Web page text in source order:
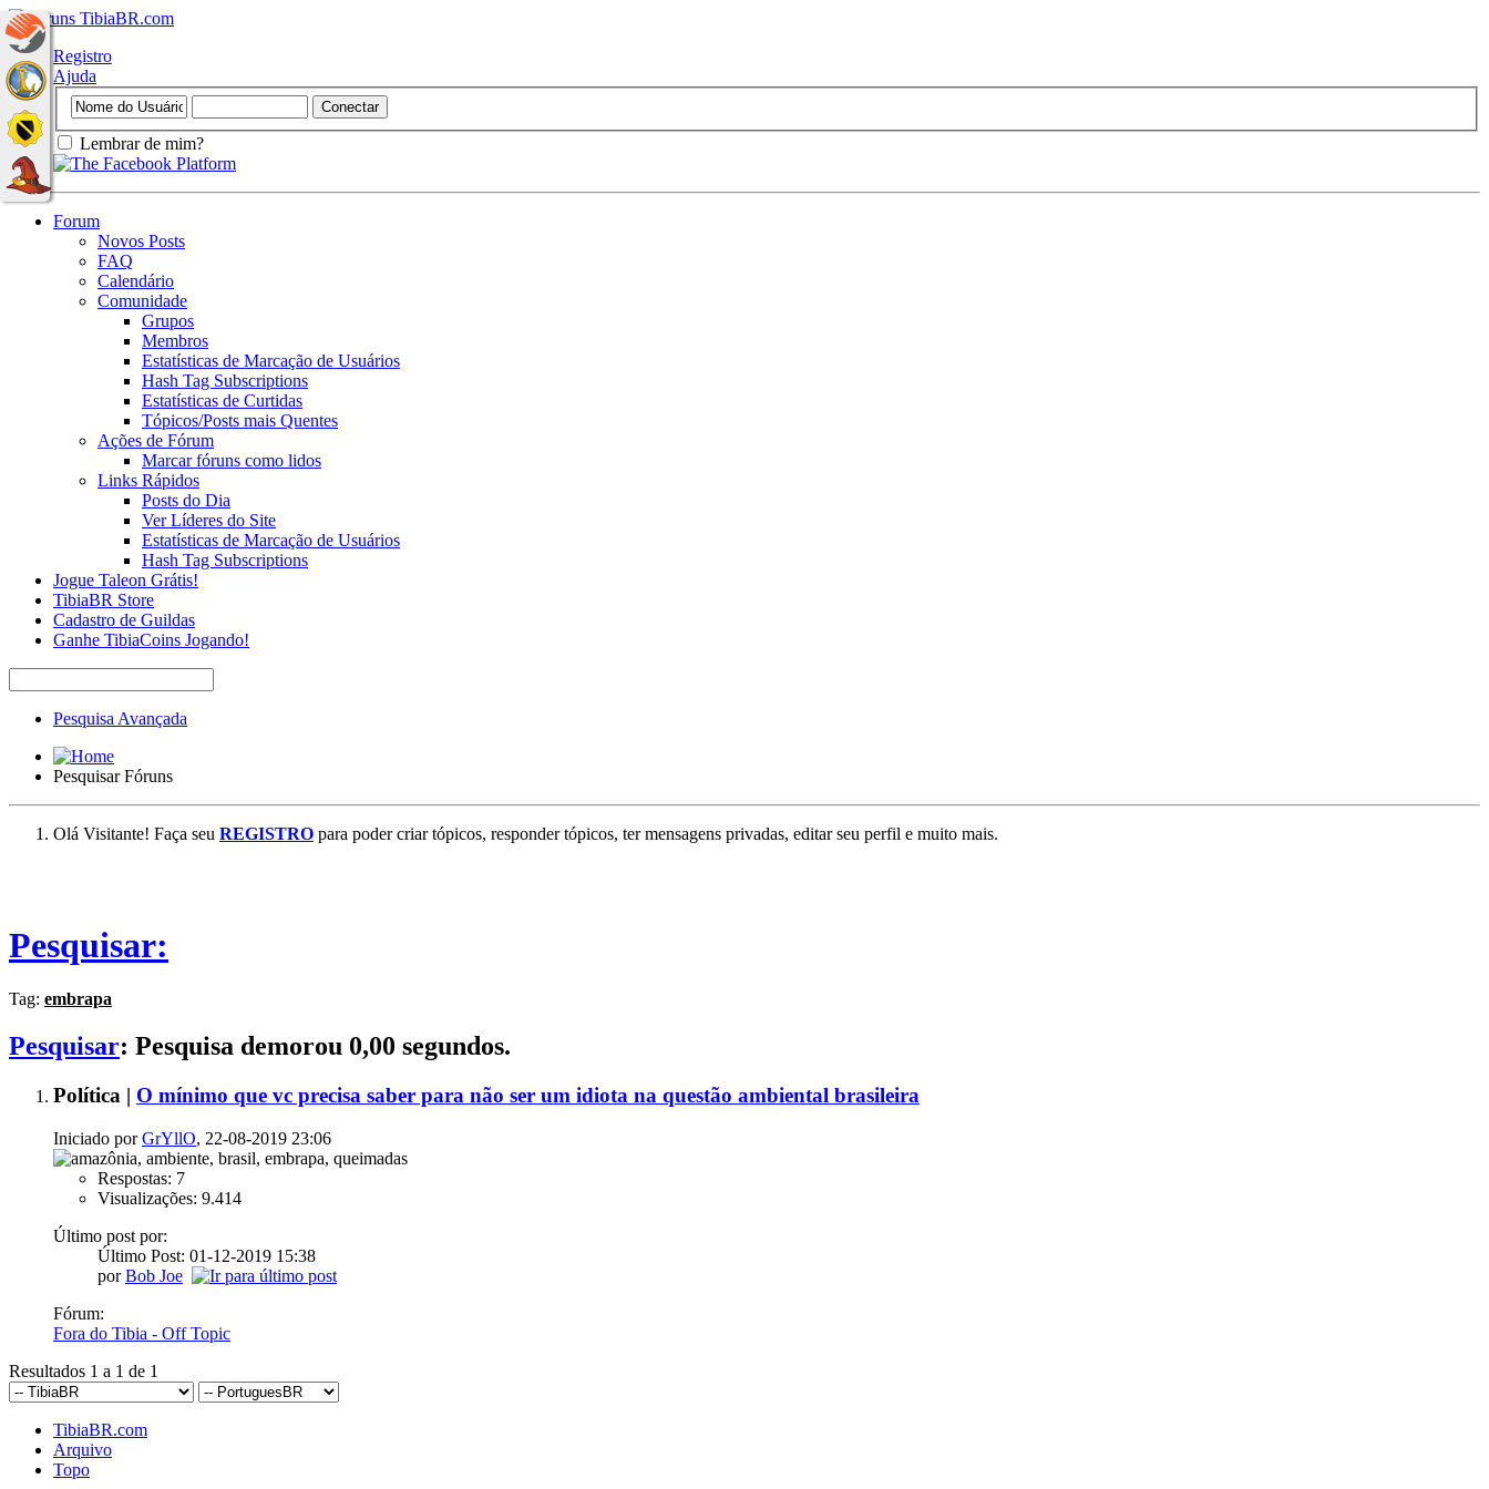
Registro
Ajuda
Lembrar de mim?
Forum
Novos Posts
FAQ
Calendário
Comunidade
Grupos
Membros
Estatísticas de Marcação de Usuários
Hash Tag Subscriptions
Estatísticas de Curtidas
Tópicos/Posts mais Quentes
Ações de Fórum
Marcar fóruns como lidos
Links Rápidos
Posts do Dia
Ver Líderes do Site
Estatísticas de Marcação de Usuários
Hash Tag Subscriptions
Jogue Taleon Grátis!
TibiaBR Store
Cadastro de Guildas
Ganhe TibiaCoins Jogando!
Pesquisa Avançada
Pesquisar Fóruns
Olá Visitante! Faça seu REGISTRO para poder criar tópicos, responder tópicos, ter mensagens privadas, editar seu perfil e muito mais.
Pesquisar:
Tag: embrapa
Pesquisar: Pesquisa demorou 0,00 segundos.
Política | O mínimo que vc precisa saber para não ser um idiota na questão ambiental brasileira
Iniciado porGrYllO, 22-08-2019 23:06
Respostas: 7
Visualizações: 9.414
Último post por:
Último Post: 01-12-2019 15:38
porBob Joe
Fórum:
Fora do Tibia - Off Topic
Resultados 1 a 1 de 1
TibiaBR.com
Arquivo
Topo